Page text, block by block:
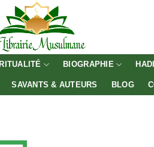
BIOGRAPHIE
SAVANTS & AUTEURS BLOG